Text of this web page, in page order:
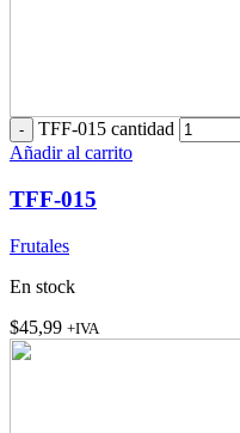
TFF-015 cantidad
Añadir al carrito
TFF-015
Frutales
En stock
$45,99 +IVA